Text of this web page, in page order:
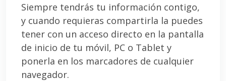
Siempre tendrás tu información contigo,
y cuando requieras compartirla la puedes
tener con un acceso directo en la pantalla
de inicio de tu móvil, PC o Tablet y
ponerla en los marcadores de cualquier
navegador.